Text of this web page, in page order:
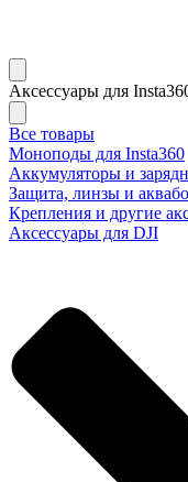
Аксессуары для
Все товары
Моноподы для Insta360
Аккумуляторы и
Защита, линзы и
Крепления и другие
Аксессуары для DJI